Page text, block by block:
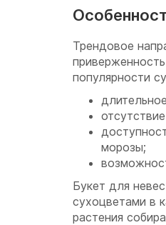
Трендовое
популярности
морозы;
Букет для
сухоцветами в
растения